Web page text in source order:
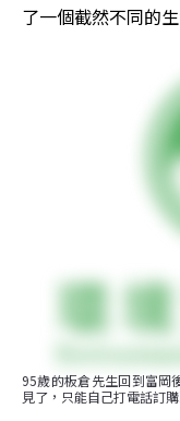
了一個截然不同的生
95歲的板倉先生回到富岡
見了，只能自己打電話訂